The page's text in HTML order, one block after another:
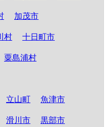
加茂市
村 十日町市
粟島浦村
立山町 魚津市
滑川市 黒部市